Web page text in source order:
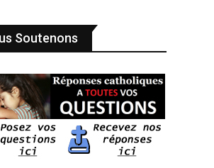
Soutenons